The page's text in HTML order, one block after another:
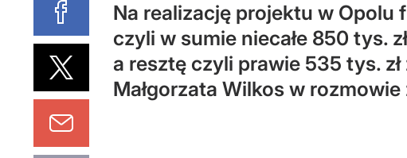
Na realizację projektu w Opolu
czyli w sumie niecałe 850 tys.
a resztę czyli prawie 535 tys.
Małgorzata Wilkos w